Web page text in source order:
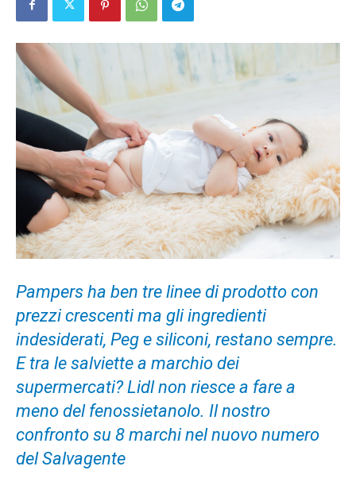
Pampers ha ben tre linee di prodotto con
prezzi crescenti ma gli ingredienti
indesiderati, Peg e siliconi, restano sempre.
E tra le salviette a marchio dei
supermercati? Lidl non riesce a fare a
meno del fenossietanolo. Il nostro
confronto su 8 marchi nel nuovo numero
del Salvagente